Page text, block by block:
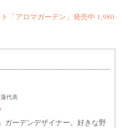
「アロマガーデン」発売中 1,980
代表
ガーデンデザイナー。好きな野